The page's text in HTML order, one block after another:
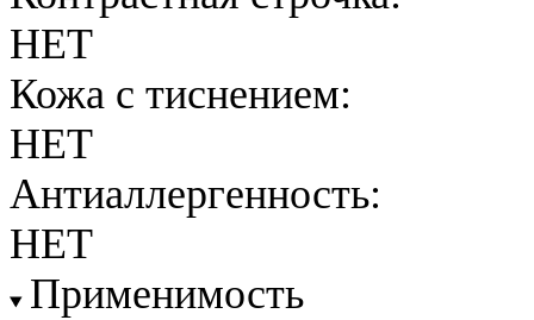
НЕТ
Кожа с тиснением:
НЕТ
Антиаллергенность:
НЕТ
Применимость